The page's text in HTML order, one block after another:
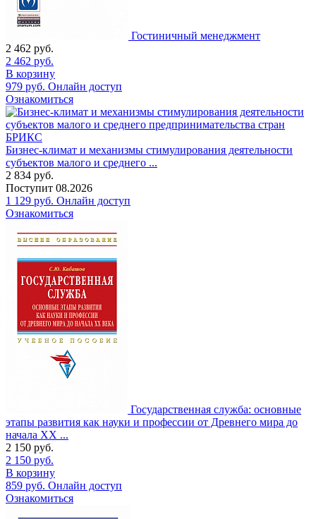
Гостиничный менеджмент
2 462 руб.
2 462 руб.
В корзину
979 руб. Онлайн доступ
Ознакомиться
Бизнес-климат и механизмы стимулирования деятельности
субъектов малого и среднего ...
2 834 руб.
Поступит 08.2026
1 129 руб. Онлайн доступ
Ознакомиться
Государственная служба: основные
этапы развития как науки и профессии от Древнего мира до
начала XX ...
2 150 руб.
2 150 руб.
В корзину
859 руб. Онлайн доступ
Ознакомиться